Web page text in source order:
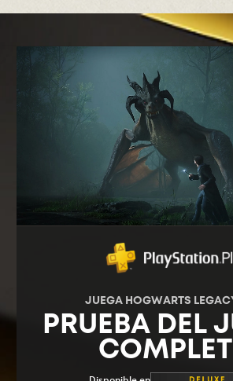
JUEGA HOGWARTS
PRUEBA DEL